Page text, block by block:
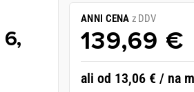
ANNI CENA z DDV
139,69 €
ali od 13,06 € / na